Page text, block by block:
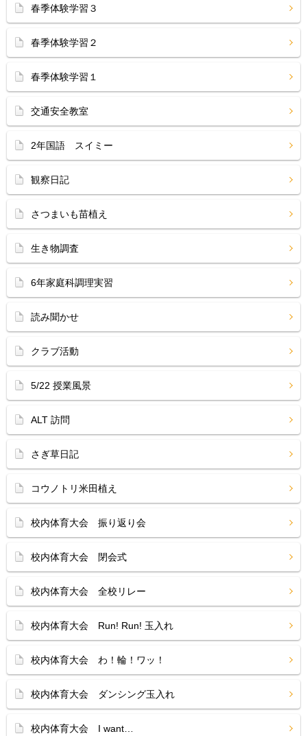
春季体験学習３
春季体験学習２
春季体験学習１
交通安全教室
2年国語 スイミー
観察日記
さつまいも苗植え
生き物調査
6年家庭科調理実習
読み聞かせ
クラブ活動
5/22 授業風景
ALT 訪問
さぎ草日記
コウノトリ米田植え
校内体育大会 振り返り会
校内体育大会 閉会式
校内体育大会 全校リレー
校内体育大会 Run! Run! 玉入れ
校内体育大会 わ！輪！ワッ！
校内体育大会 ダンシング玉入れ
校内体育大会 I want…